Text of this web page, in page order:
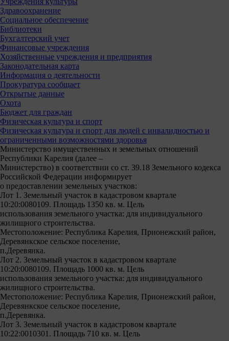
Здравоохранение
Социальное обеспечение
Библиотеки
Бухгалтерский учет
Финансовые учреждения
Хозяйственные учреждения и предприятия
Законодательная карта
Информация о деятельности
Прокуратура сообщает
Открытые данные
Охота
Бюджет для граждан
Физическая культура и спорт
Физическая культура и спорт для людей с инвалидностью и
ограниченными возможностями здоровья
Министерство имущественных и земельных отношений
Республики Карелия (далее –
Министерство) в соответствии со ст. 39.18 Земельного кодекса
Российской Федерации информирует
о предоставлении земельных участков:
Лот 1. Земельный участок в кадастровом квартале
10:20:0080109. Площадь 1350 кв. м. Цель
использования земельного участка: для индивидуального
жилищного строительства.
Местоположение: Республика Карелия, Прионежский район,
Деревянкское сельское поселение,
п.Деревянка.
Лот 2. Земельный участок в кадастровом квартале
10:20:0080109. Площадь 1000 кв. м. Цель
использования земельного участка: для индивидуального
жилищного строительства.
Местоположение: Республика Карелия, Прионежский район,
Деревянкское сельское поселение,
п.Деревянка.
Лот 3. Земельный участок в кадастровом квартале
10:22:0010301. Площадь 710 кв. м. Цель